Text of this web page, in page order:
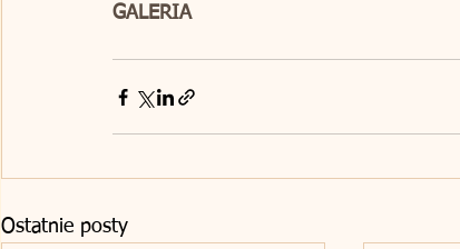
GALERIA
Ostatnie posty